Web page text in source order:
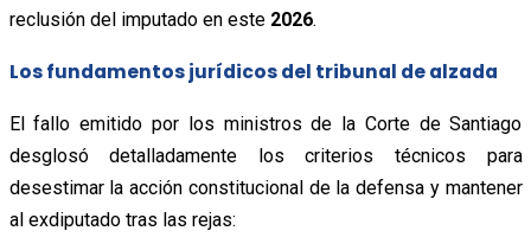
reclusión del imputado en este 2026.
Los fundamentos jurídicos del tribunal de alzada
El fallo emitido por los ministros de la Corte de Santiago
desglosó detalladamente los criterios técnicos para
desestimar la acción constitucional de la defensa y mantener
al exdiputado tras las rejas: